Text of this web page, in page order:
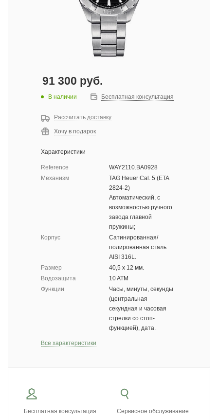
91 300 руб.
В наличии Бесплатная консультация
Рассчитать доставку
Хочу в подарок
Характеристики
Reference
WAY2110.BA0928
Механизм
TAG Heuer Cal. 5 (ETA
2824-2)
Автоматический, с
возможностью ручного
завода главной
пружины;
Корпус
Сатинированная/
полированная сталь
AISI 316L.
Размер
40,5 х 12 мм.
Водозащита
10 ATM
Функции
Часы, минуты, секунды
(центральная
секундная и часовая
стрелки со стоп-
функцией), дата.
Все характеристики
Бесплатная консультация Сервисное обслуживание